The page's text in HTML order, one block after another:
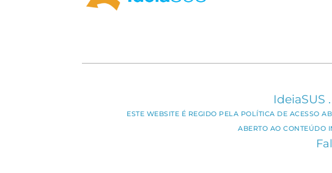
IdeiaSUS
ESTE WEBSITE É REGIDO PELA POLÍTICA DE ACESSO
ABERTO AO CONTEÚDO